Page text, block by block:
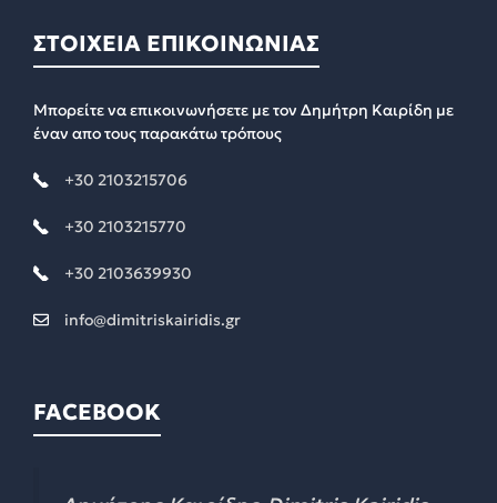
ΣΤΟΙΧΕΙΑ ΕΠΙΚΟΙΝΩΝΙΑΣ
Μπορείτε να επικοινωνήσετε με τον Δημήτρη Καιρίδη με
έναν απο τους παρακάτω τρόπους
+30 2103215706
+30 2103215770
+30 2103639930
info@dimitriskairidis.gr
FACEBOOK